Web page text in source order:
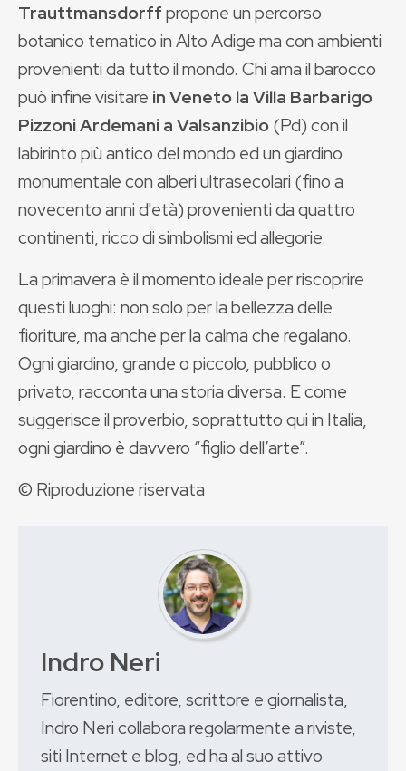
Trauttmansdorffpropone un percorso
botanico tematico in Alto Adige ma con ambienti
provenienti da tutto il mondo. Chi ama il barocco
può infine visitare in Veneto la Villa Barbarigo
Pizzoni Ardemani a Valsanzibio(Pd) con il
labirinto più antico del mondo ed un giardino
monumentale con alberi ultrasecolari (fino a
novecento anni d'età) provenienti da quattro
continenti, ricco di simbolismi ed allegorie.
La primavera è il momento ideale per riscoprire
questi luoghi: non solo per la bellezza delle
fioriture, ma anche per la calma che regalano.
Ogni giardino, grande o piccolo, pubblico o
privato, racconta una storia diversa. E come
suggerisce il proverbio, soprattutto qui in Italia,
ogni giardino è davvero “figlio dell’arte”.
© Riproduzione riservata
Indro Neri
Fiorentino, editore, scrittore e giornalista,
Indro Neri collabora regolarmente a riviste,
siti Internet e blog, ed ha al suo attivo